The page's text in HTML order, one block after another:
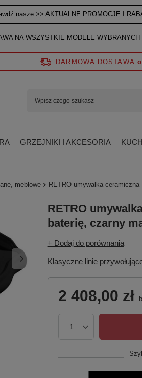
nasze >> AKTUALNE PROMOCJE I
NA WSZYSTKIE MODELE
DARMOWA DOSTAWA
GRZEJNIKI I AKCESORIA
meblowe RETRO umywalka
RETRO
baterię, czarny
+ Dodaj do porównania
Klasyczne linie
2 408,00 zł